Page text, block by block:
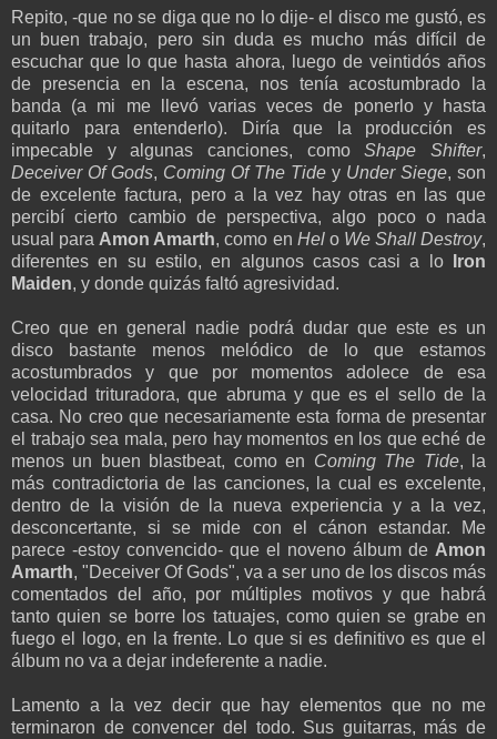
Repito, -que no se diga que no lo dije- el disco me gustó, es
un buen trabajo, pero sin duda es mucho más difícil de
escuchar que lo que hasta ahora, luego de veintidós años
de presencia en la escena, nos tenía acostumbrado la
banda (a mi me llevó varias veces de ponerlo y hasta
quitarlo para entenderlo). Diría que la producción es
impecable y algunas canciones, comoShape Shifter,
Deceiver Of Gods, Coming Of The Tide y Under Siege, son
de excelente factura, pero a la vez hay otras en las que
percibí cierto cambio de perspectiva, algo poco o nada
usual paraAmon Amarth, como en Helo We Shall Destroy,
diferentes en su estilo, en algunos casos casi a lo
Iron
Maiden, y donde quizás faltó agresividad.
Creo que en general nadie podrá dudar que este es un
disco bastante menos melódico de lo que estamos
acostumbrados y que por momentos adolece de esa
velocidad trituradora, que abruma y que es el sello de la
casa. No creo que necesariamente esta forma de presentar
el trabajo sea mala, pero hay momentos en los que eché de
menos un buen blastbeat, como en Coming The Tide, la
más contradictoria de las canciones, la cual es excelente,
dentro de la visión de la nueva experiencia y a la vez,
desconcertante, si se mide con el cánon estandar. Me
parece -estoy convencido- que el noveno álbum de Amon
Amarth, "Deceiver Of Gods", va a ser uno de los discos más
comentados del año, por múltiples motivos y que habrá
tanto quien se borre los tatuajes, como quien se grabe en
fuego el logo, en la frente. Lo que si es definitivo es que el
álbum no va a dejar indeferente a nadie.
Lamento a la vez decir que hay elementos que no me
terminaron de convencer del todo. Sus guitarras, más de